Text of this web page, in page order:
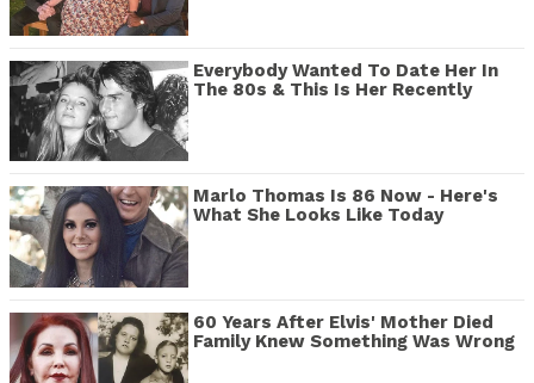
Everybody Wanted To Date Her In
The 80s & This Is Her Recently
Marlo Thomas Is 86 Now - Here's
What She Looks Like Today
60 Years After Elvis' Mother Died
Family Knew Something Was Wrong